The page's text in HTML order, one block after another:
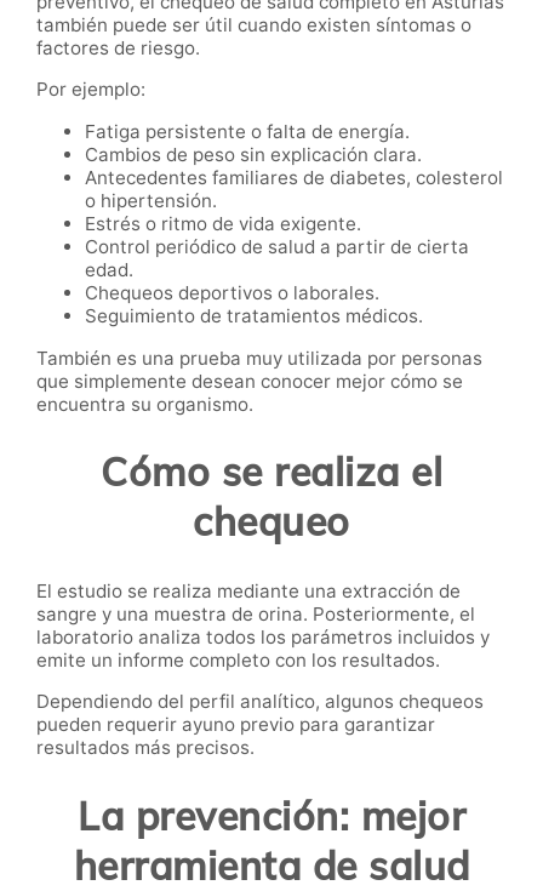
también puede ser útil cuando existen síntomas o
factores de riesgo.
Por ejemplo:
Fatiga persistente o falta de energía.
Cambios de peso sin explicación clara.
Antecedentes familiares de diabetes, colesterol
o hipertensión.
Estrés o ritmo de vida exigente.
Control periódico de salud a partir de cierta
edad.
Chequeos deportivos o laborales.
Seguimiento de tratamientos médicos.
También es una prueba muy utilizada por personas
que simplemente desean conocer mejor cómo se
encuentra su organismo.
Cómo se realiza el
chequeo
El estudio se realiza mediante una extracción de
sangre y una muestra de orina. Posteriormente, el
laboratorio analiza todos los parámetros incluidos y
emite un informe completo con los resultados.
Dependiendo del perfil analítico, algunos chequeos
pueden requerir ayuno previo para garantizar
resultados más precisos.
La prevención: mejor
herramienta de salud